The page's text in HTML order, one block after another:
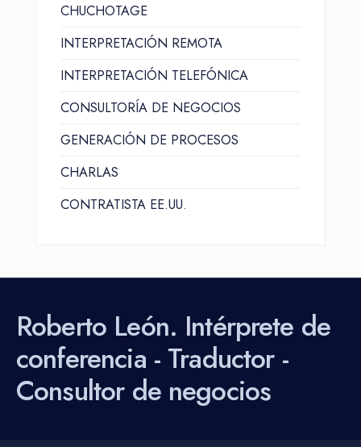
CHUCHOTAGE
INTERPRETACIÓN REMOTA
INTERPRETACIÓN TELEFÓNICA
CONSULTORÍA DE NEGOCIOS
GENERACIÓN DE PROCESOS
CHARLAS
CONTRATISTA EE.UU.
Roberto León. Intérprete de
conferencia - Traductor -
Consultor de negocios